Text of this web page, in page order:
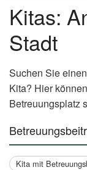
Kitas:
Stadt
Suchen Sie
Kita? Hier
Betreuungsplatz
Kita mit